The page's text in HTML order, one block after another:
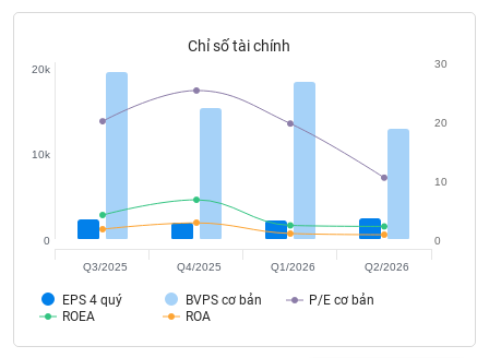
Chỉ số tài chính
EPS 4 quý BVPS cơ bản
P/E cơ bản
ROEA
ROA
0
10k
20k
0
10
20
30
Q3/2025 Q4/2025 Q1/2026 Q2/2026
liệu